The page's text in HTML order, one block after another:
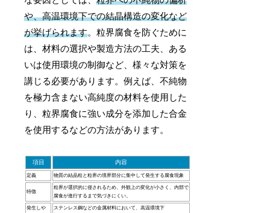
や、高温環境下での結晶構造の変化など
が挙げられます。粒界腐食を防ぐために
は、材料の選択や製造方法の工夫、ある
いは使用環境の制御など、様々な対策を
講じる必要があります。例えば、不純物
を極力含まない高純度の材料を使用した
り、粒界腐食に強い成分を添加した合金
を使用するなどの方法があります。
項目 内容
定義 物質の結晶粒と粒界の境界部分に集中して発生する腐食現象
特徴
粒界が選択的に侵されるため、外観上の変化が小さく、内部で
腐食が進行するまで気づきにくい。
発生しや
ステンレス鋼などの金属材料において、高温環境下